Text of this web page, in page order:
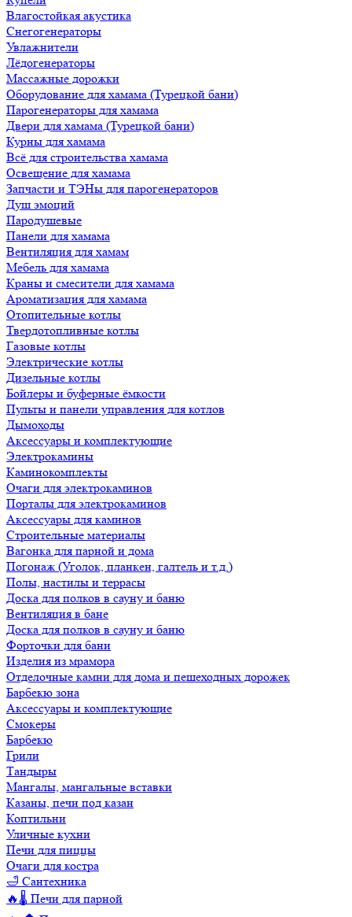
Влагостойкая акустика
Снегогенераторы
Увлажнители
Лёдогенераторы
Массажные дорожки
Оборудование для хамама (Турецкой бани)
Парогенераторы для хамама
Двери для хамама (Турецкой бани)
Курны для хамама
Всё для строительства хамама
Освещение для хамама
Запчасти и ТЭНы для парогенераторов
Душ эмоций
Пародушевые
Панели для хамама
Вентиляция для хамам
Мебель для хамама
Краны и смесители для хамама
Ароматизация для хамама
Отопительные котлы
Твердотопливные котлы
Газовые котлы
Электрические котлы
Дизельные котлы
Бойлеры и буферные ёмкости
Пульты и панели управления для котлов
Дымоходы
Аксессуары и комплектующие
Электрокамины
Каминокомплекты
Очаги для электрокаминов
Порталы для электрокаминов
Аксессуары для каминов
Строительные материалы
Вагонка для парной и дома
Погонаж (Уголок, планкен, галтель и т.д.)
Полы, настилы и террасы
Доска для полков в сауну и баню
Вентиляция в бане
Доска для полков в сауну и баню
Форточки для бани
Изделия из мрамора
Отделочные камни для дома и пешеходных дорожек
Барбекю зона
Аксессуары и комплектующие
Смокеры
Барбекю
Грили
Тандыры
Мангалы, мангальные вставки
Казаны, печи под казан
Коптильни
Уличные кухни
Печи для пиццы
Очаги для костра
🛁 Сантехника
🔥🌡️ Печи для парной